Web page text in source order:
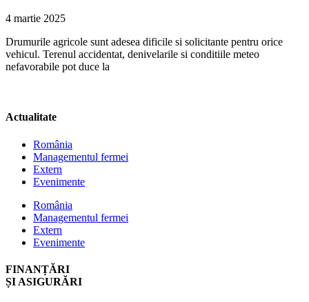
4 martie 2025
Drumurile agricole sunt adesea dificile si solicitante pentru orice
vehicul. Terenul accidentat, denivelarile si conditiile meteo
nefavorabile pot duce la
Actualitate
România
Managementul fermei
Extern
Evenimente
România
Managementul fermei
Extern
Evenimente
FINANȚĂRI
ȘI ASIGURĂRI